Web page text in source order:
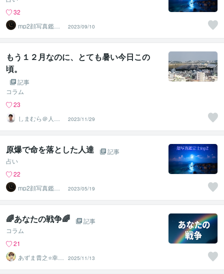
32
mp2顔写真鑑定
士ー顔写真から
人生を分析
2023/09/10
もう１２月なのに、とても暑い今日この
頃。
記事
コラム
23
しまむら＠人事
コンサルタント
2023/11/29
原爆で命を落とした人達
記事
占い
22
mp2顔写真鑑定
士ー顔写真から
人生を分析
2023/05/19
🌈あなたの戦争🌈
記事
コラム
21
あずま貴之⭐幸せ
自分軸の生き方
育成コーチ
2025/11/13